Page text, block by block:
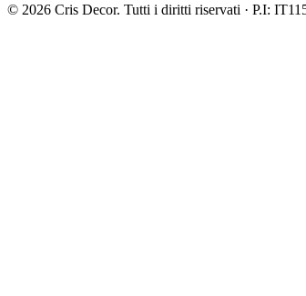
© 2026 Cris Decor. Tutti i diritti riservati · P.I: